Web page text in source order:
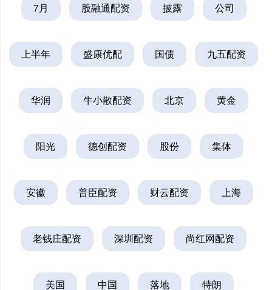
7月 股融通配资 披露 公司
上半年 盛康优配 国债 九五配资
华润 牛小散配资 北京 黄金
阳光 德创配资 股份 集体
安徽 普臣配资 财云配资 上海
老钱庄配资 深圳配资 尚红网配资
美国 中国 落地 特朗